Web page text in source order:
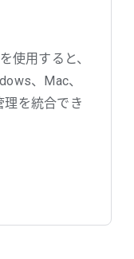
使用すると、
、Mac、
理を統合でき